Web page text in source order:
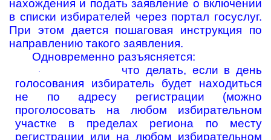
нахождения и подать заявление о включении
в списки избирателей через портал госуслуг.
При этом дается пошаговая инструкция по
направлению такого заявления.
Одновременно разъясняется:
·
что делать, если в день
голосования избиратель будет находиться
не по адресу регистрации (можно
проголосовать на любом избирательном
участке в пределах региона по месту
регистрации или на любом избирательном